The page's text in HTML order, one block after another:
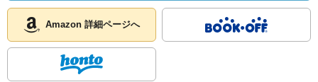
Amazon 詳細ページへ